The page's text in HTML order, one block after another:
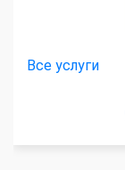
Все услуги